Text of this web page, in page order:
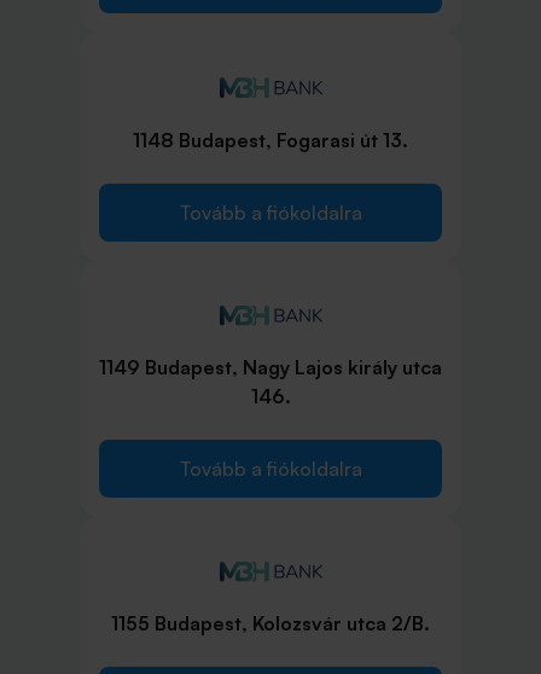
1148 Budapest, Fogarasi út 13.
Tovább a fiókoldalra
1149 Budapest, Nagy Lajos király utca
146.
Tovább a fiókoldalra
1155 Budapest, Kolozsvár utca 2/B.